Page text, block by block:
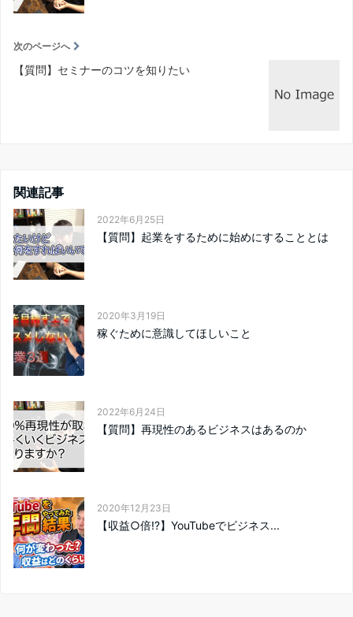
次のページへ
【質問】セミナーのコツを知りたい
関連記事
2022年6月25日
【質問】起業をするために始めにすることとは
2020年3月19日
稼ぐために意識してほしいこと
2022年6月24日
【質問】再現性のあるビジネスはあるのか
2020年12月23日
【収益○倍⁉︎】YouTubeでビジネス...